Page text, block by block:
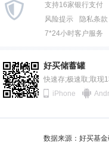
支持16家银行支付
风险提示
隐私条款
7*24小时客户服务
好买储蓄罐
快速存;极速取;取现
iPhone
数据来源：好买基